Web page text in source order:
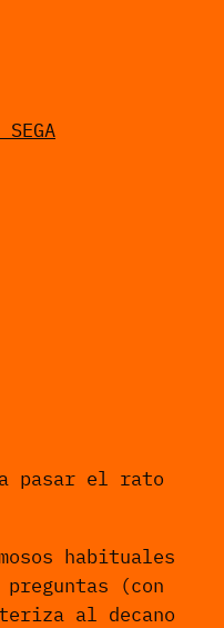
a pasar el rato
habituales
(con
al decano